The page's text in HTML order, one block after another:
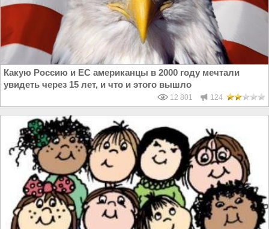
Какую Россию и ЕС американцы в 2000 году мечтали
увидеть через 15 лет, и что и этого вышло
12 801 124